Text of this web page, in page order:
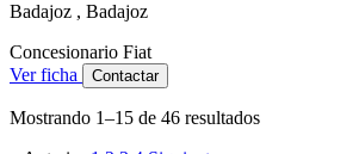
Badajoz , Badajoz
Concesionario Fiat
Ver ficha
Contactar
Mostrando 1–15 de 46 resultados